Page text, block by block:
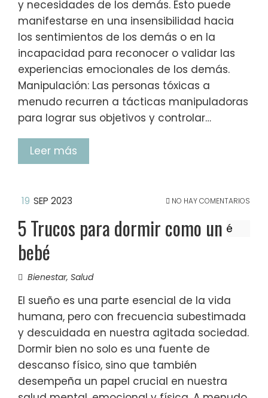
y necesidades de los demás. Esto puede
manifestarse en una insensibilidad hacia
los sentimientos de los demás o en la
incapacidad para reconocer o validar las
experiencias emocionales de los demás.
Manipulación: Las personas tóxicas a
menudo recurren a tácticas manipuladoras
para lograr sus objetivos y controlar…
Leer más
19 SEP 2023 NO HAY COMENTARIOS
5 Trucos para dormir como un
bebé
Bienestar, Salud
El sueño es una parte esencial de la vida
humana, pero con frecuencia subestimada
y descuidada en nuestra agitada sociedad.
Dormir bien no solo es una fuente de
descanso físico, sino que también
desempeña un papel crucial en nuestra